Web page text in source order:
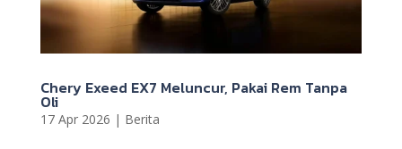
Chery Exeed EX7 Meluncur, Pakai Rem Tanpa
Oli
17 Apr 2026 | Berita